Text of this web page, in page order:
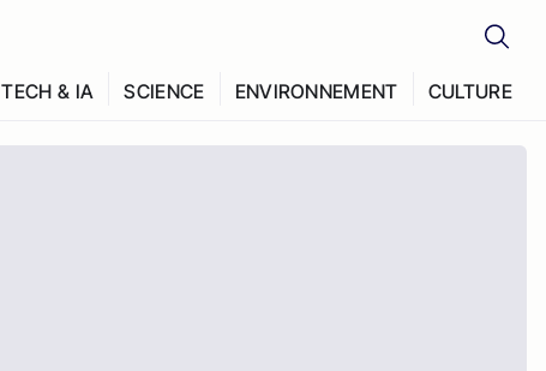
TECH & IA SCIENCE ENVIRONNEMENT CULTURE